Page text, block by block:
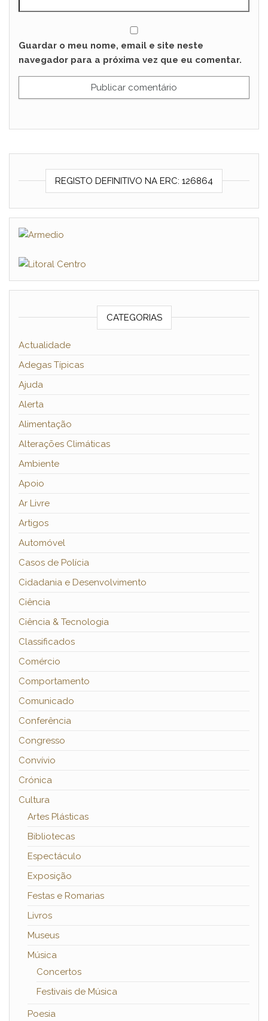
Guardar o meu nome, email e site neste
navegador para a próxima vez que eu comentar.
REGISTO DEFINITIVO NA ERC: 126864
CATEGORIAS
Actualidade
Adegas Típicas
Ajuda
Alerta
Alimentação
Alterações Climáticas
Ambiente
Apoio
Ar Livre
Artigos
Automóvel
Casos de Polícia
Cidadania e Desenvolvimento
Ciência
Ciência & Tecnologia
Classificados
Comércio
Comportamento
Comunicado
Conferência
Congresso
Convívio
Crónica
Cultura
Artes Plásticas
Bibliotecas
Espectáculo
Exposição
Festas e Romarias
Livros
Museus
Música
Concertos
Festivais de Música
Poesia